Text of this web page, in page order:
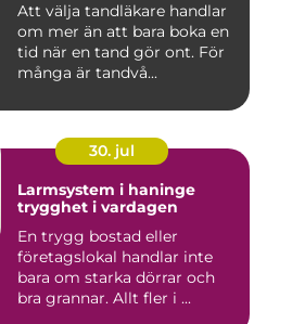
Att välja tandläkare handlar
om mer än att bara boka en
tid när en tand gör ont. För
många är tandvå...
30. jul
Larmsystem i haninge
trygghet i vardagen
En trygg bostad eller
företagslokal handlar inte
bara om starka dörrar och
bra grannar. Allt fler i ...